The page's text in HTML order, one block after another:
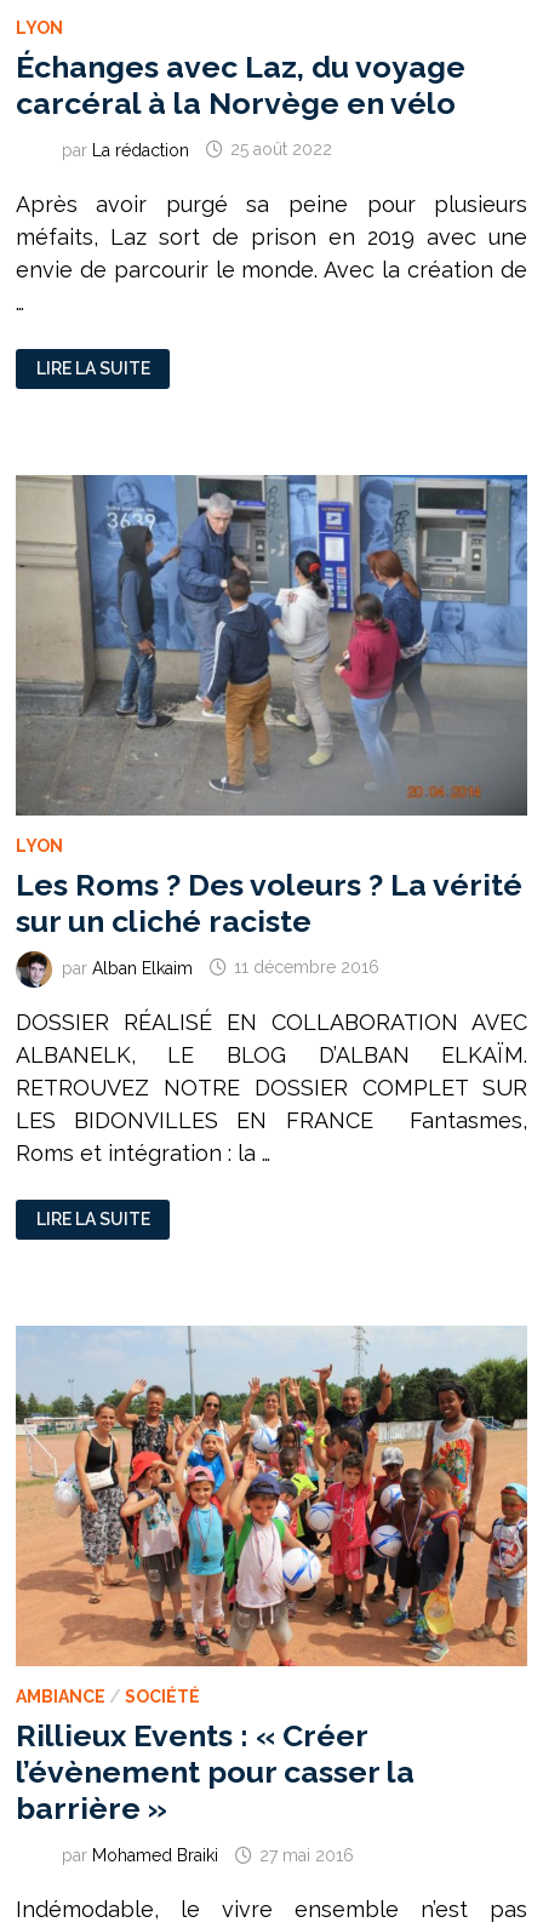
LYON
Échanges avec Laz, du voyage
carcéral à la Norvège en vélo
par La rédaction 25 août 2022
Après avoir purgé sa peine pour plusieurs
méfaits, Laz sort de prison en 2019 avec une
envie de parcourir le monde. Avec la création de
…
ÉCHANGES
AVEC
LAZ,
LA
NORVÈGE
VÉLO
LIRE LA SUITE
LYON
Les Roms ? Des voleurs ? La vérité
sur un cliché raciste
par Alban Elkaim 11 décembre 2016
DOSSIER RÉALISÉ EN COLLABORATION AVEC
ALBANELK, LE BLOG D’ALBAN ELKAÏM.
RETROUVEZ NOTRE DOSSIER COMPLET SUR
LES BIDONVILLES EN FRANCE Fantasmes,
Roms et intégration : la …
LES
ROMS ?
DES
UN
LIRE LA SUITE
AMBIANCE / SOCIÉTÉ
Rillieux Events : « Créer
l’évènement pour casser la
barrière »
par Mohamed Braiki 27 mai 2016
Indémodable, le vivre ensemble n’est pas